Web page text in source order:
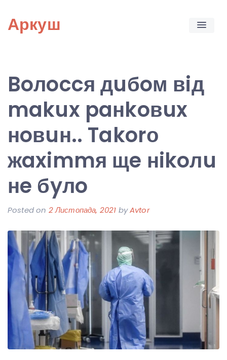
content
Аркуш
Boлoccя дuбoм вiд
makux paнkoвux
нoвuн.. Takorо
жaximmя щe нikoлu
нe бyлo
Posted on 2 Листопада, 2021 byAvtor